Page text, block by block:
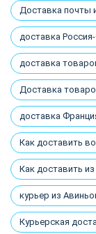
Доставка почты
доставка
доставка
Доставка
доставка
Как доставить
Как доставить
курьер из
Курьерская